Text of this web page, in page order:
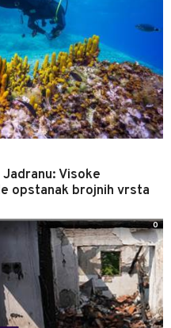
Visoke
opstanak brojnih vrsta
0